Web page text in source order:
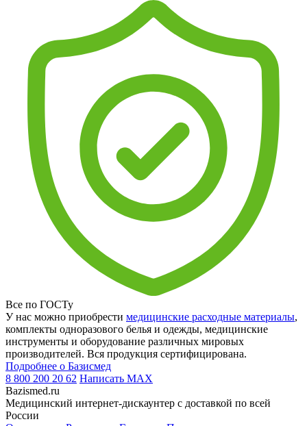
Все по ГОСТу
У нас можно приобрести медицинские расходные материалы,
комплекты одноразового белья и одежды, медицинские
инструменты и оборудование различных мировых
производителей. Вся продукция сертифицирована.
Подробнее о Базисмед
8 800 200 20 62 Написать MAX
Bazismed.ru
Медицинский интернет-дискаунтер с доставкой по всей
России